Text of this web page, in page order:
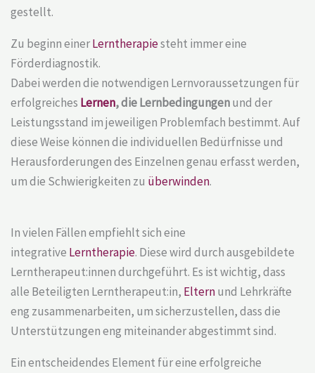
gestellt.
Zu beginn einerLerntherapiesteht immer eine
Förderdiagnostik.
Dabei werden die notwendigen Lernvoraussetzungen für
erfolgreiches Lernen, die Lernbedingungenund der
Leistungsstand im jeweiligen Problemfach bestimmt. Auf
diese Weise können die individuellen Bedürfnisse und
Herausforderungen des Einzelnen genau erfasst werden,
um die Schwierigkeiten zu überwinden.
In vielen Fällen empfiehlt sich eine
integrative Lerntherapie. Diese wird durch ausgebildete
Lerntherapeut:innen durchgeführt. Es ist wichtig, dass
alle Beteiligten Lerntherapeut:in, Elternund Lehrkräfte
eng zusammenarbeiten, um sicherzustellen, dass die
Unterstützungen eng miteinander abgestimmt sind.
Ein entscheidendes Element für eine erfolgreiche